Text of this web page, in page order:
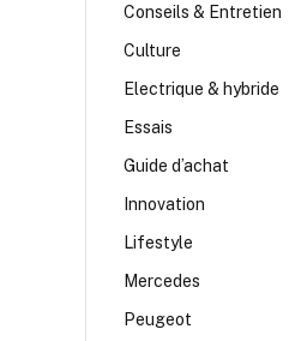
Conseils & Entretien
Culture
Electrique & hybride
Essais
Guide d’achat
Innovation
Lifestyle
Mercedes
Peugeot